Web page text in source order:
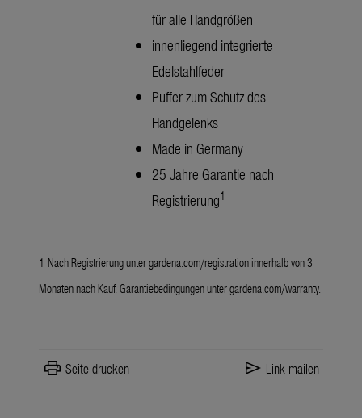
für alle Handgrößen
innenliegend integrierte
Edelstahlfeder
Puffer zum Schutz des
Handgelenks
Made in Germany
25 Jahre Garantie nach
Registrierung1
1 Nach Registrierung untergardena.com/registration innerhalb von 3
Monaten nach Kauf. Garantiebedingungen untergardena.com/warranty.
print Seite drucken send Link mailen